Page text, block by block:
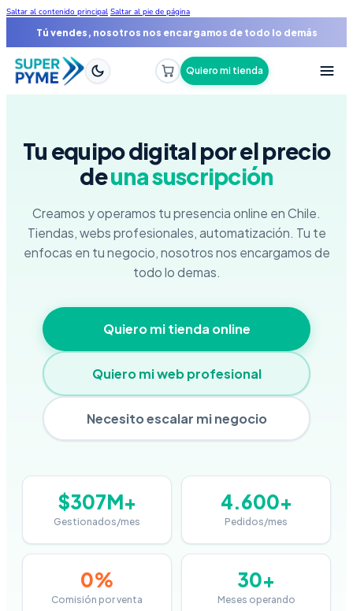
Saltar al contenido principal Saltar al pie de página
Tu tienda online funcionando en 48 horas
Quiero mi tienda
Tu equipo digital por el precio
deuna suscripción
Creamos y operamos tu presencia online en Chile.
Tiendas, webs profesionales, automatización. Tu te
enfocas en tu negocio, nosotros nos encargamos de
todo lo demas.
Quiero mi tienda online
Quiero mi web profesional
Necesito escalar mi negocio
$307M+
Gestionados/mes
4.600+
Pedidos/mes
0%
Comisión por venta
30+
Meses operando